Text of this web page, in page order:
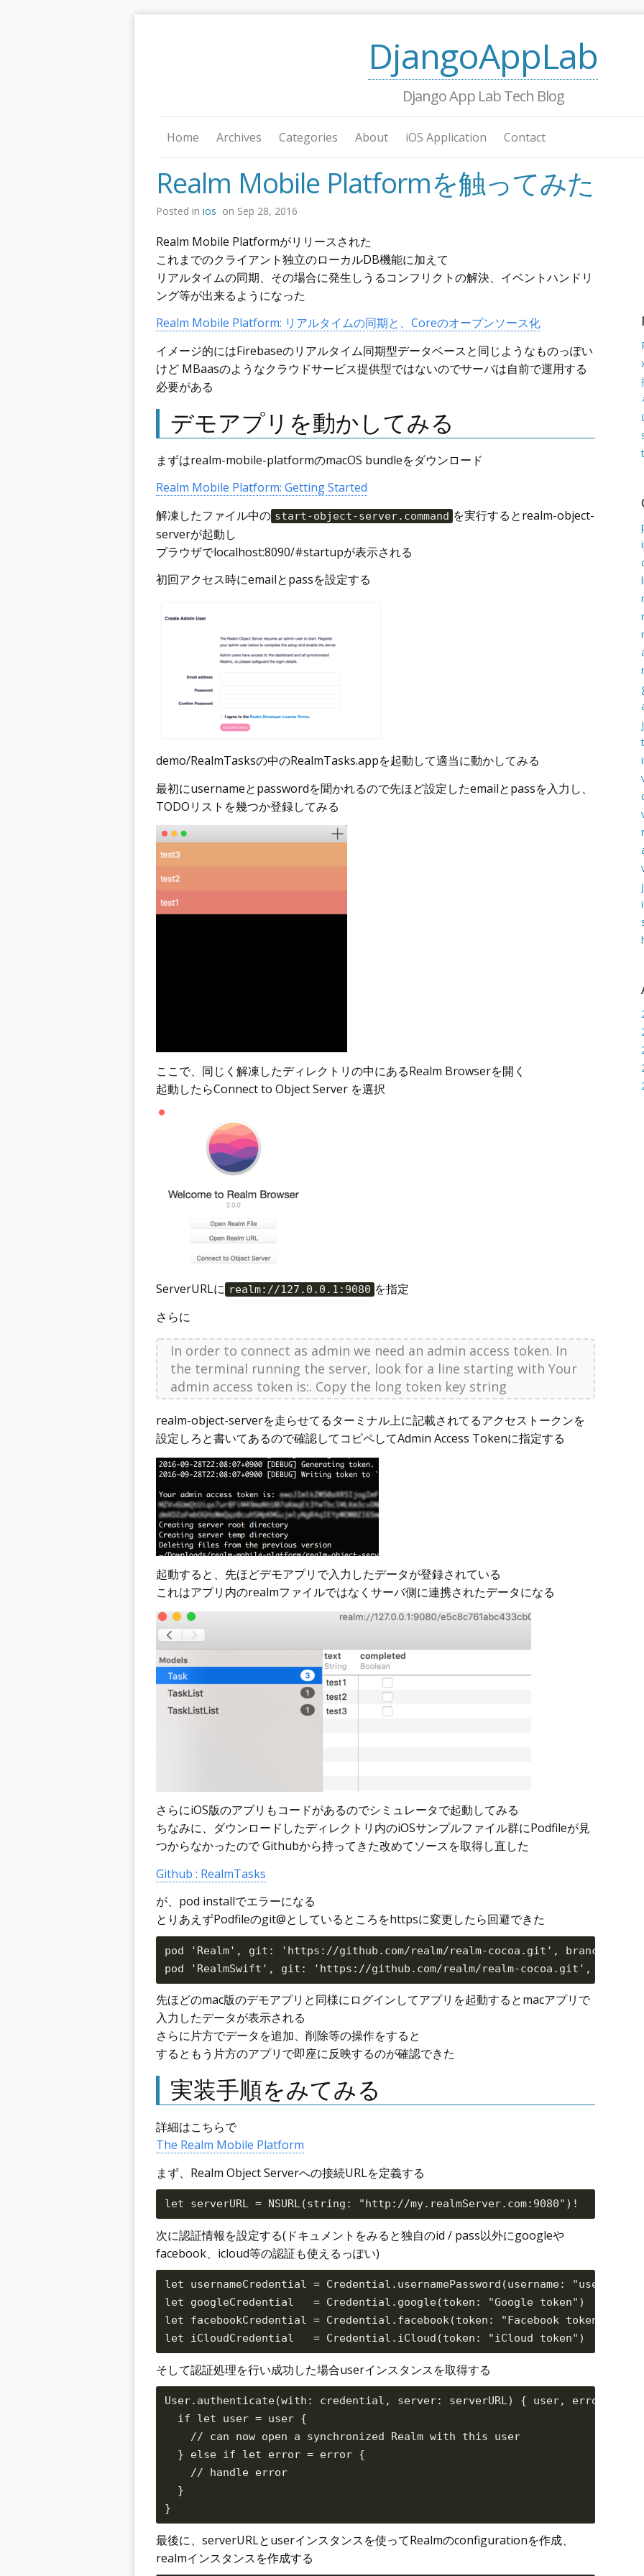
DjangoAppLab
Django App Lab Tech Blog
Home Archives Categories About iOS Application Contact
Realm Mobile Platformを触ってみた
Posted in ios on Sep 28, 2016
Realm Mobile Platformがリリースされた
これまでのクライアント独立のローカルDB機能に加えて
リアルタイムの同期、その場合に発生しうるコンフリクトの解決、イベントハンドリ
ング等が出来るようになった
Realm Mobile Platform: リアルタイムの同期と、Coreのオープンソース化
イメージ的にはFirebaseのリアルタイム同期型データベースと同じようなものっぽい
けど MBaasのようなクラウドサービス提供型ではないのでサーバは自前で運用する
必要がある
デモアプリを動かしてみる
まずはrealm-mobile-platformのmacOS bundleをダウンロード
Realm Mobile Platform: Getting Started
解凍したファイル中の start-object-server.command を実行するとrealm-object-
serverが起動し
ブラウザでlocalhost:8090/#startupが表示される
初回アクセス時にemailとpassを設定する
demo/RealmTasksの中のRealmTasks.appを起動して適当に動かしてみる
最初にusernameとpasswordを聞かれるので先ほど設定したemailとpassを入力し、
TODOリストを幾つか登録してみる
ここで、同じく解凍したディレクトリの中にあるRealm Browserを開く
起動したらConnect to Object Server を選択
ServerURLに realm://127.0.0.1:9080 を指定
さらに
In order to connect as admin we need an admin access token. In
the terminal running the server, look for a line starting with Your
admin access token is:. Copy the long token key string
realm-object-serverを走らせてるターミナル上に記載されてるアクセストークンを
設定しろと書いてあるので確認してコピペしてAdmin Access Tokenに指定する
起動すると、先ほどデモアプリで入力したデータが登録されている
これはアプリ内のrealmファイルではなくサーバ側に連携されたデータになる
さらにiOS版のアプリもコードがあるのでシミュレータで起動してみる
ちなみに、ダウンロードしたディレクトリ内のiOSサンプルファイル群にPodfileが見
つからなかったので Githubから持ってきた改めてソースを取得し直した
Github : RealmTasks
が、pod installでエラーになる
とりあえずPodfileのgit@としているところをhttpsに変更したら回避できた
pod 'Realm', git: 'https://github.com/realm/realm-cocoa.git', branch:
先ほどのmac版のデモアプリと同様にログインしてアプリを起動するとmacアプリで
入力したデータが表示される
さらに片方でデータを追加、削除等の操作をすると
するともう片方のアプリで即座に反映するのが確認できた
実装手順をみてみる
詳細はこちらで
The Realm Mobile Platform
まず、Realm Object Serverへの接続URLを定義する
次に認証情報を設定する(ドキュメントをみると独自のid / pass以外にgoogleや
facebook、icloud等の認証も使えるっぽい)
let usernameCredential = Credential.usernamePassword(username:
let googleCredential   = Credential.google(token: "Google token")
let facebookCredential = Credential.facebook(token: "Facebook token")
そして認証処理を行い成功した場合userインスタンスを取得する
User.authenticate(with: credential, server: serverURL) { user, error in
  if let user = user {
    // can now open a synchronized Realm with this user
  } else if let error = error {
    // handle error
  }
最後に、serverURLとuserインスタンスを使ってRealmのconfigurationを作成、
realmインスタンスを作成する